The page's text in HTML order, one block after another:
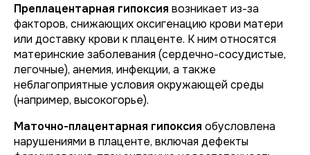
Преплацентарная гипоксия возникает из-за
факторов, снижающих оксигенацию крови матери
или доставку крови к плаценте. К ним относятся
материнские заболевания (сердечно-сосудистые,
легочные), анемия, инфекции, а также
неблагоприятные условия окружающей среды
(например, высокогорье).
Маточно-плацентарная гипоксия обусловлена
нарушениями в плаценте, включая дефекты